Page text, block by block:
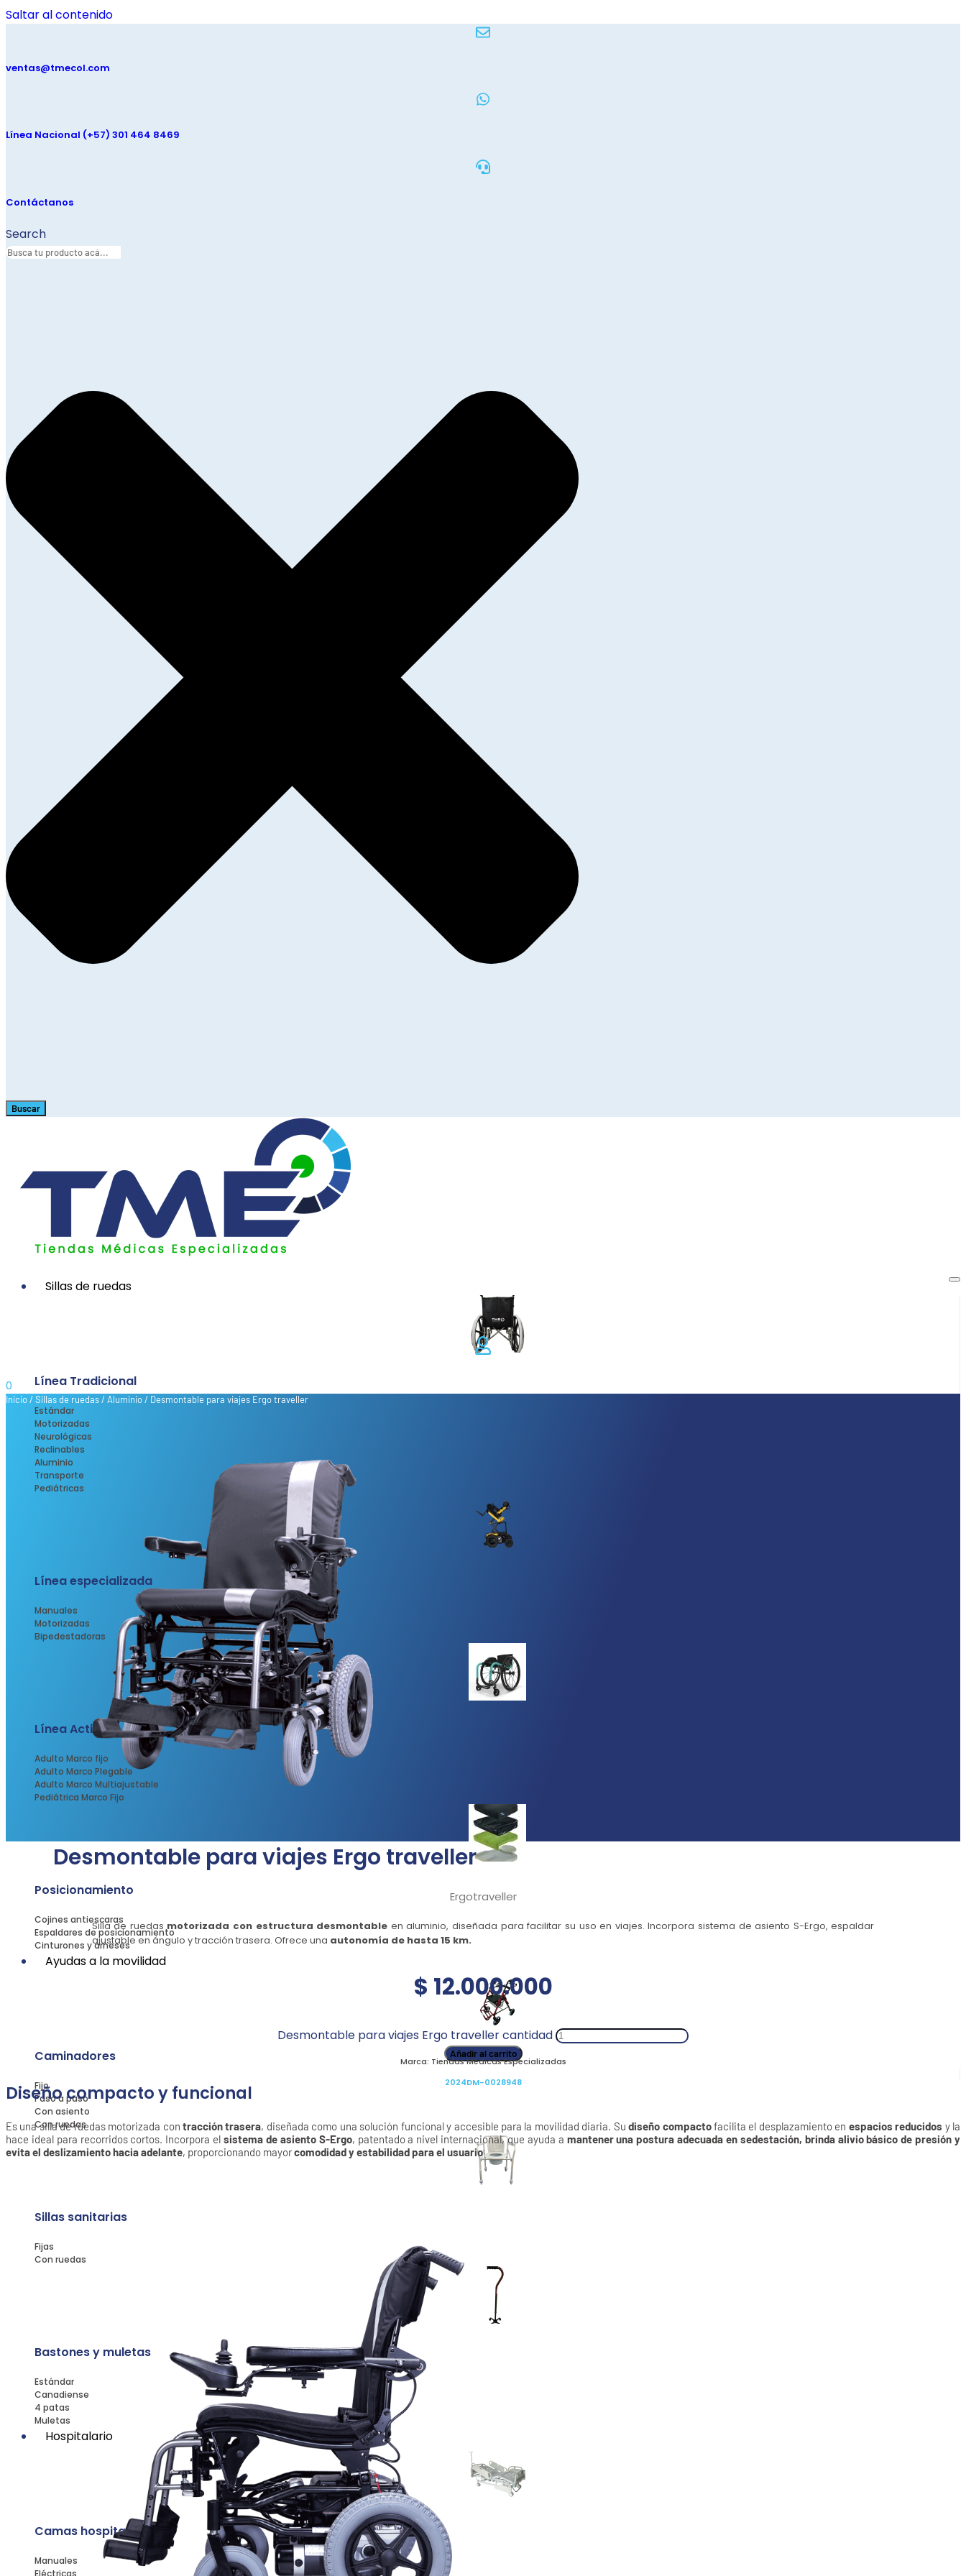
Saltar al contenido
ventas@tmecol.com
Línea Nacional (+57) 301 464 8469
Contáctanos
Search
Buscar
Sillas de ruedas
Línea Tradicional
Estándar
Motorizadas
Neurológicas
Reclinables
Aluminio
Transporte
Pediátricas
Línea especializada
Manuales
Motorizadas
Bipedestadoras
Línea Activa
Adulto Marco fijo
Adulto Marco Plegable
Adulto Marco Multiajustable
Pediátrica Marco Fijo
Posicionamiento
Cojines antiescaras
Espaldares de posicionamiento
Cinturones y arneses
Ayudas a la movilidad
Caminadores
Fijo
Paso a paso
Con asiento
Con ruedas
Sillas sanitarias
Fijas
Con ruedas
Bastones y muletas
Estándar
Canadiense
4 patas
Muletas
Hospitalario
Camas hospitalarias
Manuales
0
Inicio/ Sillas de ruedas/ Aluminio/ Desmontable para viajes Ergo traveller
Desmontable para viajes Ergo traveller
Ergotraveller
Silla de ruedasmotorizada con estructura desmontable en aluminio, diseñada para facilitar su uso en viajes. Incorpora sistema de asiento S-Ergo, espaldar
ajustable en ángulo y tracción trasera. Ofrece una autonomía de hasta 15 km.
$ 12.000.000
Desmontable para viajes Ergo traveller cantidad
Añadir al carrito
2024DM-0028948
Marca: Tiendas Médicas Especializadas
Diseño compacto y funcional
Es una silla de ruedas motorizada contracción trasera, diseñada como una solución funcional y accesible para la movilidad diaria. Sudiseño compactofacilita el desplazamiento en espacios reducidos y la
hace ideal para recorridos cortos. Incorpora elsistema de asiento S-Ergo, patentado a nivel internacional, que ayuda a mantener una postura adecuada en sedestación, brinda alivio básico de presión y
evita el deslizamiento hacia adelante, proporcionando mayorcomodidad y estabilidad para el usuario